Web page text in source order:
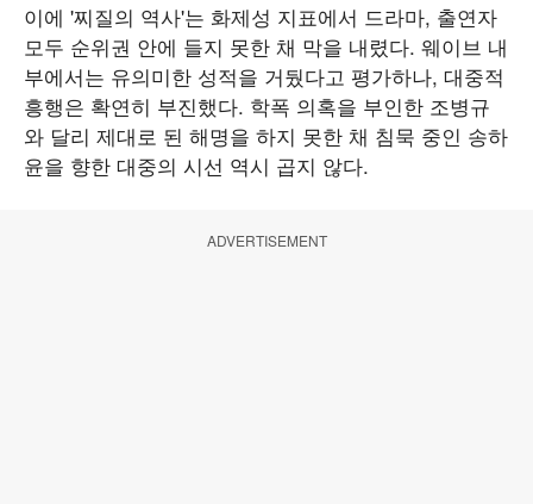
이에 '찌질의 역사'는 화제성 지표에서 드라마, 출연자
모두 순위권 안에 들지 못한 채 막을 내렸다. 웨이브 내
부에서는 유의미한 성적을 거뒀다고 평가하나, 대중적
흥행은 확연히 부진했다. 학폭 의혹을 부인한 조병규
와 달리 제대로 된 해명을 하지 못한 채 침묵 중인 송하
윤을 향한 대중의 시선 역시 곱지 않다.
ADVERTISEMENT